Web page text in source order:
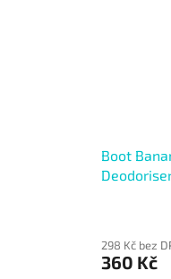
Boot
produktu
je
298 Kč bez
360 Kč